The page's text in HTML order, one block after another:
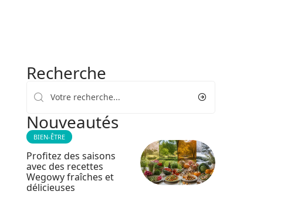
Recherche
Nouveautés
BIEN-ÊTRE
Profitez des saisons
avec des recettes
Wegowy fraîches et
délicieuses